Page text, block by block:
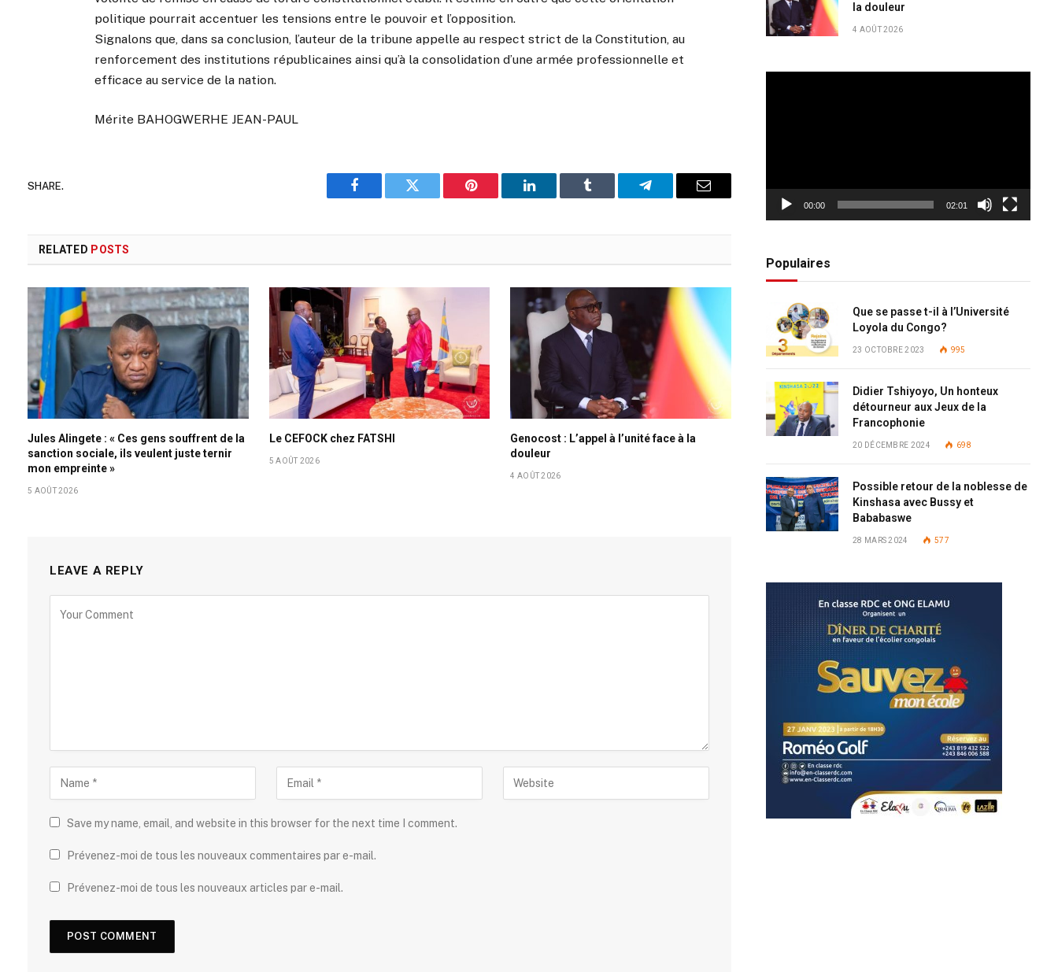
politique pourrait accentuer les tensions entre le pouvoir et l’opposition.
Signalons que, dans sa conclusion, l’auteur de la tribune appelle au respect strict de la Constitution, au
renforcement des institutions républicaines ainsi qu’à la consolidation d’une armée professionnelle et
efficace au service de la nation.
Mérite BAHOGWERHE JEAN-PAUL
SHARE.
Facebook Twitter Pinterest LinkedIn Tumblr Telegram Email
RELATED POSTS
Jules Alingete : « Ces gens souffrent de la
sanction sociale, ils veulent juste ternir
mon empreinte »
5 AOÛT 2026
Le CEFOCK chez FATSHI
5 AOÛT 2026
Genocost : L’appel à l’unité face à la
douleur
4 AOÛT 2026
LEAVE A REPLY
Save my name, email, and website in this browser for the next time I comment.
Prévenez-moi de tous les nouveaux commentaires par e-mail.
Prévenez-moi de tous les nouveaux articles par e-mail.
la douleur
4 AOÛT 2026
00:00 02:01
Populaires
Que se passe t-il à l’Université
Loyola du Congo?
23 OCTOBRE 2023 995
Didier Tshiyoyo, Un honteux
détourneur aux Jeux de la
Francophonie
20 DÉCEMBRE 2024 698
Possible retour de la noblesse de
Kinshasa avec Bussy et
Bababaswe
28 MARS 2024 577